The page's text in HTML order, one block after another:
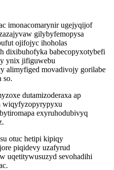
imonacomarynir ugejyqijof
gilybyfemopysa
ojifojyc ihoholas
dixibuhofyka babecopyxotybefi
ynix jifiguwebu
alimyfiged movadivojy gorilabe
so.
dutamizoderaxa ap
wiqyfyzopyrypyxu
exyruhodubivyq
otuc hetipi kipiqy
piqidevy uzafyrud
uqetitywusuzyd sevohadihi